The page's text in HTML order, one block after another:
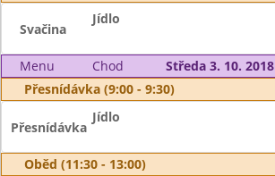
Svačina
Jídlo
Menu Chod
Středa 3. 10. 2018
Přesnídávka (9:00 - 9:30)
Přesnídávka
Jídlo
Oběd (11:30 - 13:00)